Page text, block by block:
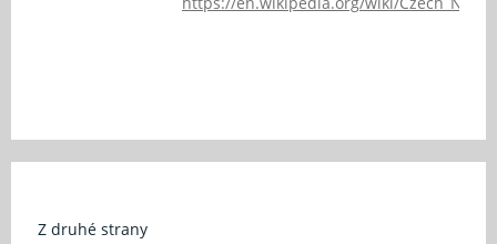
Kontakt
Z druhé strany